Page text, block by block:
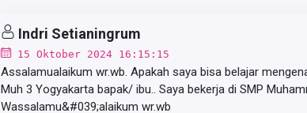
Indri Setianingrum
15 Oktober 2024 16:15:15
Assalamualaikum wr.wb. Apakah saya bisa belajar
Muh 3 Yogyakarta bapak/ ibu.. Saya bekerja di SMP
Wassalamu&#039;alaikum wr.wb